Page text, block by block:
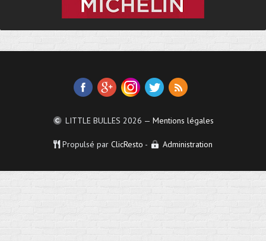
LITTLE BULLES 2026 — Mentions légales
Propulsé parClicResto - Administration